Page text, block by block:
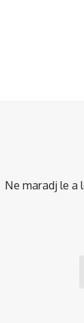
Ne maradj le a